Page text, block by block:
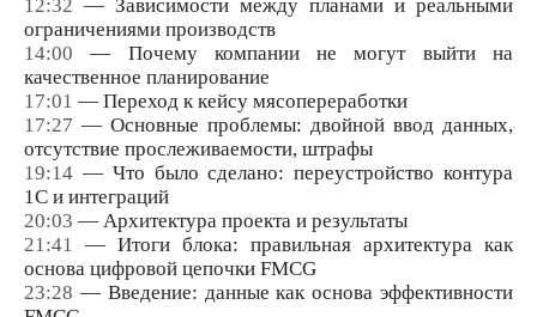
12:32 — Зависимости между планами и реальными
ограничениями производств
14:00 — Почему компании не могут выйти на
качественное планирование
17:01 — Переход к кейсу мясопереработки
17:27 — Основные проблемы: двойной ввод данных,
отсутствие прослеживаемости, штрафы
19:14 — Что было сделано: переустройство контура
1С и интеграций
20:03 — Архитектура проекта и результаты
21:41
— Итоги блока: правильная архитектура как
основа цифровой цепочки FMCG
23:28 — Введение: данные как основа эффективности